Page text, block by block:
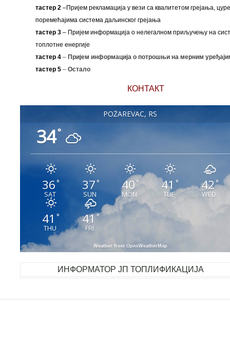
тастер 2–Пријем рекламација у вези са квалитетом грејања,
поремећајима система даљинског грејања
тастер 3– Пријем информација о нелегалном приључењу на
топлотне енергије
тастер 4 – Пријем информација о потрошњи на мерним
тастер 5 – Остало
КОНТАКТ
POŽAREVAC, RS
34°
36°
SAT
37 °
SUN
40°
MON
41 °
TUE
42°
WED
41 °
THU
41°
FRI
Weather from OpenWeatherMap
ИНФОРМАТОР ЈП ТОПЛИФИКАЦИЈА